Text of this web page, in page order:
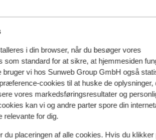
i din browser, når du besøger vores
som standard for at sikre, at hjemmesiden
bruger vi hos Sunweb Group GmbH også
cookies til at huske de oplysninger,
vores markedsføringsresultater og
kan vi og andre parter spore din
relevante for dig.
du placeringen af alle cookies. Hvis du klikker